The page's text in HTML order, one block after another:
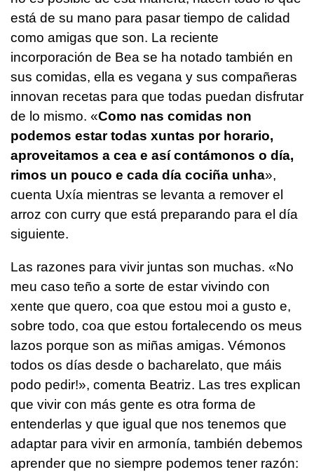
está de su mano para pasar tiempo de calidad
como amigas que son. La reciente
incorporación de Bea se ha notado también en
sus comidas, ella es vegana y sus compañeras
innovan recetas para que todas puedan disfrutar
de lo mismo. «Como nas comidas non
podemos estar todas xuntas por horario,
aproveitamos a cea e así contámonos o día,
rimos un pouco e cada día cociña unha»,
cuenta Uxía mientras se levanta a remover el
arroz con curry que está preparando para el día
siguiente.
Las razones para vivir juntas son muchas. «No
meu caso teño a sorte de estar vivindo con
xente que quero, coa que estou moi a gusto e,
sobre todo, coa que estou fortalecendo os meus
lazos porque son as miñas amigas. Vémonos
todos os días desde o bacharelato, que máis
podo pedir!», comenta Beatriz. Las tres explican
que vivir con más gente es otra forma de
entenderlas y que igual que nos tenemos que
adaptar para vivir en armonía, también debemos
aprender que no siempre podemos tener razón: